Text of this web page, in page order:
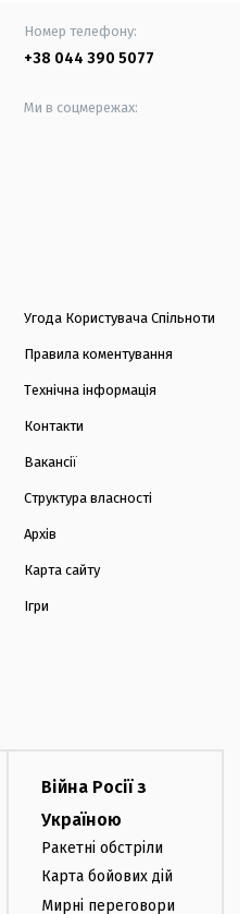
Номер телефону:
+38 044 390 5077
Ми в соцмережах:
Угода Користувача Спільноти
Правила коментування
Технічна інформація
Контакти
Вакансії
Структура власності
Архів
Карта сайту
Ігри
Війна Росії з
Україною
Ракетні обстріли
Карта бойових дій
Мирні переговори